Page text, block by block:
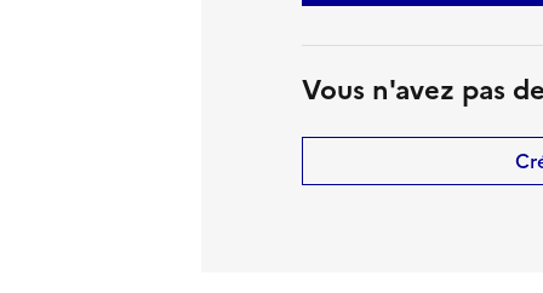
Vous n'avez pas